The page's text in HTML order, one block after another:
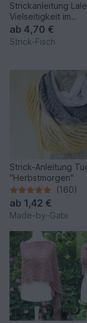
Strickanleitung
Vielseitigkeit im
Baukastensystem
ab 4,70 €
Strick-Fisch
Strick-Anleitung
"Herbstmorgen"
(160)
ab 1,42 €
Made-by-Gabi